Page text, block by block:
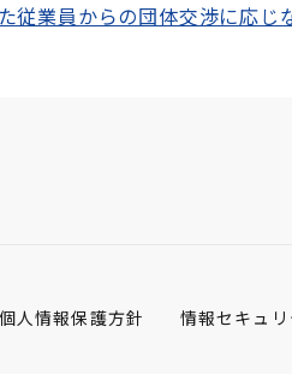
業員からの団体交渉に応じ
個人情報保護方針 情報セキュ